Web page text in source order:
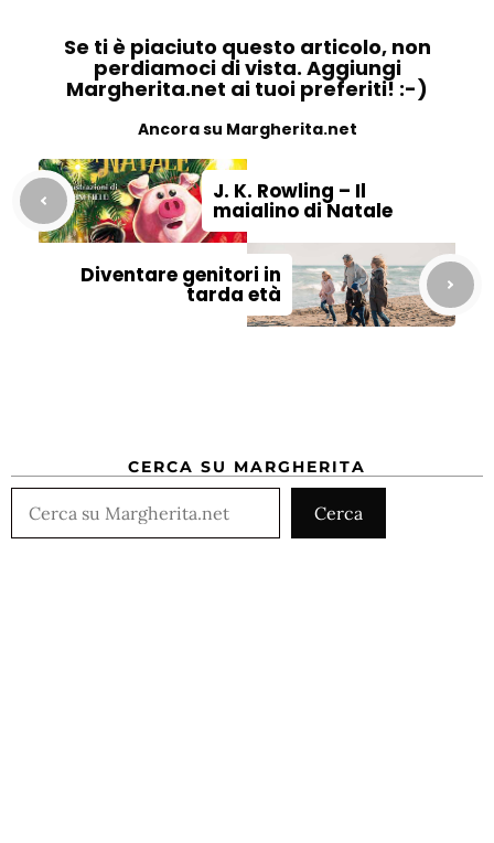
Se ti è piaciuto questo articolo, non
perdiamoci di vista. Aggiungi
Margherita.net ai tuoi preferiti! :-)
Ancora su Margherita.net
J. K. Rowling – Il
maialino di Natale
Diventare genitori in
tarda età
CERCA SU MARGHERITA
Cerca